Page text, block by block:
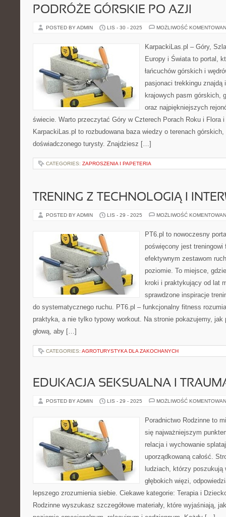
PODRÓŻE GÓRSKIE PO AZJI
POSTED BY ADMIN LIS - 30 - 2025 MOŻLIWOŚĆ
KarpackiLas.pl – Góry,
Europy i Świata to portal,
łańcuchów górskich i
pasjonaci trekkingu znajdą
krajowych pasm górskich,
oraz najpiękniejszych
świecie. Warto przeczytać Góry w Czterech Porach Roku i Flora
KarpackiLas.pl to rozbudowana baza wiedzy o terenach
doświadczonego turysty. Znajdziesz […]
CATEGORIES: ZAPROSZENIA I PAPETERIA
TRENING Z TECHNOLOGIĄ I
POSTED BY ADMIN LIS - 29 - 2025 MOŻLIWOŚĆ
PT6.pl to nowoczesny
poświęcony jest treningowi
efektywnym zestawom
poziomie. To miejsce,
kroki i praktykujący od lat
sprawdzone inspiracje
do systematycznego ruchu. PT6.pl – funkcjonalny fitness
praktyka, a nie tylko typowy workout. Na stronie pokazujemy,
głową, aby […]
CATEGORIES: AGROTURYSTYKA DLA ZAKOCHANYCH
EDUKACJA SEKSUALNA I
POSTED BY ADMIN LIS - 29 - 2025 MOŻLIWOŚĆ
Poradnictwo Rodzinne to
się najważniejszym
relacja i wychowanie
uporządkowaną całość.
ludziach, którzy poszukują
głębokich więzi,
lepszego zrozumienia siebie. Ciekawe kategorie: Terapia i
Rodzinne wyszukasz szczegółowe materiały, które wyjaśniają,